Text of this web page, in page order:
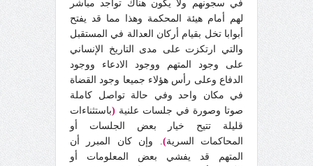
في سجونهم ولا يكون هناك تواجد مباشر
لهم أمام هيئة المحكمة وهذا مما قد يفتح
أبوابا تخل بقيام أركان العدالة في المستقبل
والتي ارتكزت على مدى التاريخ الإنساني
على وجود المتهم ووجود الادعاء ووجود
الدفاع وعلى رأس هؤلاء جميعا وجود القضاة
في مكان واحد وفي حالة تواصل كاملة
صوتا وصورة في جلسات علنية (باستثناءات
قليلة تتيح خيار بعض الجلسات أو
المحاكمات السرية). وإن كان المبرر أن
المتهم قد يفشي بعض المعلومات أو